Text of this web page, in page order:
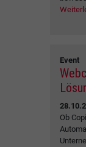
Event
Ob